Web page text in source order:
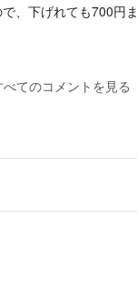
、下げれても700円ま
べてのコメントを見る